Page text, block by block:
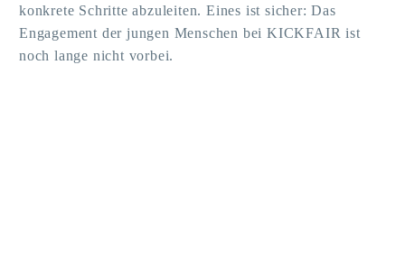
konkrete Schritte abzuleiten. Eines ist sicher: Das
Engagement der jungen Menschen bei KICKFAIR ist
noch lange nicht vorbei.